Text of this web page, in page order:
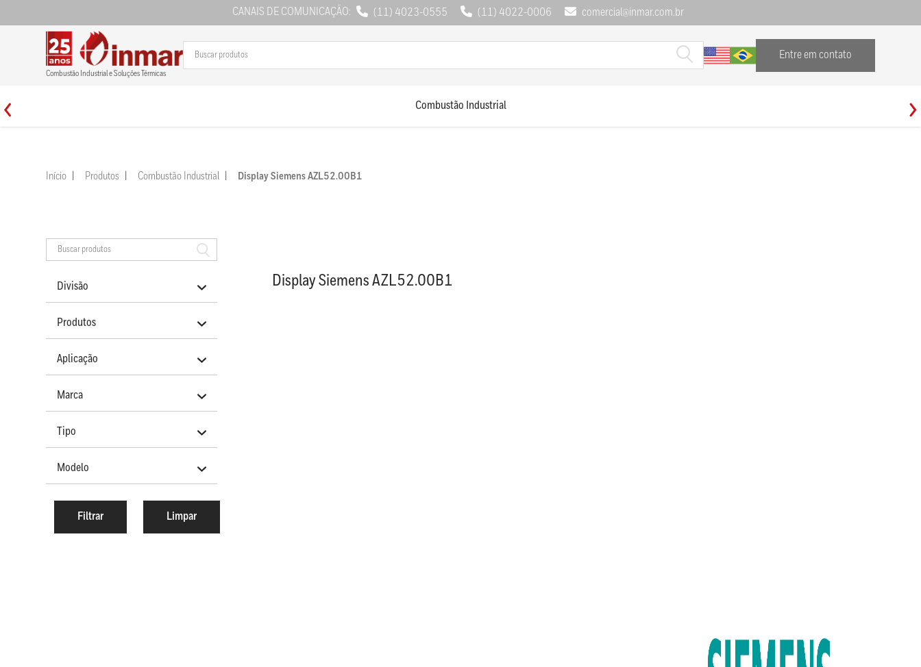
CANAIS DE COMUNICAÇÃO: (11) 4023-0555 (11) 4022-0006 comercial@inmar.com.br
Combustão Industrial e Soluções Térmicas
Entre em contato
Combustão Industrial
Início Produtos Combustão Industrial Display Siemens AZL52.00B1
Divisão
Produtos
Aplicação
Marca
Tipo
Modelo
Display Siemens AZL52.00B1